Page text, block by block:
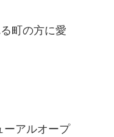
町の方に愛
ーアルオープ